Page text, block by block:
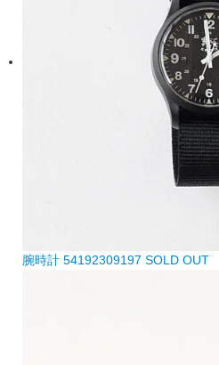
腕時計 54192309197 SOLD OUT